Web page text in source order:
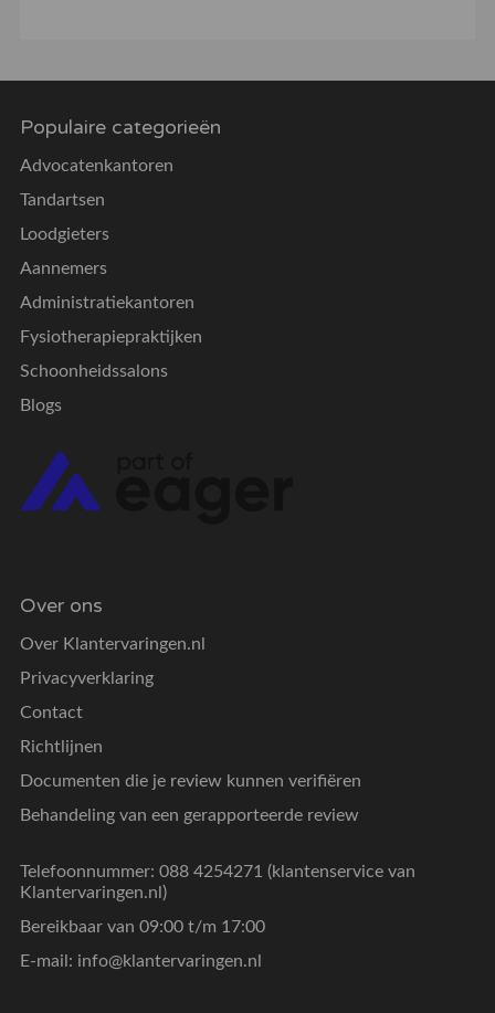
Populaire categorieën
Advocatenkantoren
Tandartsen
Loodgieters
Aannemers
Administratiekantoren
Fysiotherapiepraktijken
Schoonheidssalons
Blogs
Over ons
Over Klantervaringen.nl
Privacyverklaring
Contact
Richtlijnen
Documenten die je review kunnen verifiëren
Behandeling van een gerapporteerde review
Telefoonnummer: 088 4254271 (klantenservice van
Klantervaringen.nl)
Bereikbaar van 09:00 t/m 17:00
E-mail: info@klantervaringen.nl